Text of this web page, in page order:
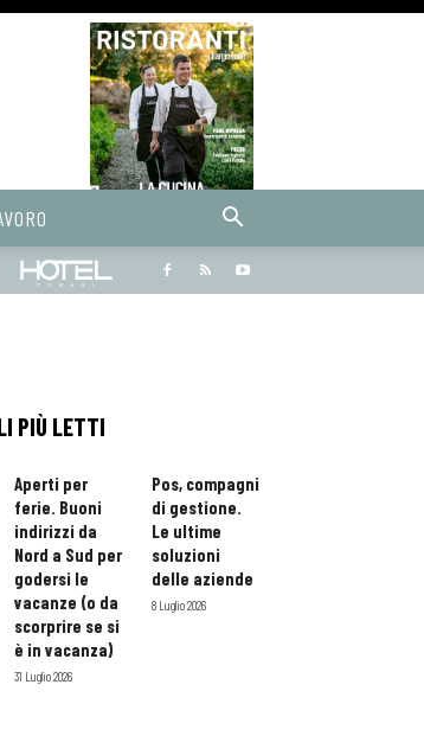
dolcegiornale
PIÙ LETTI
Aperti per
ferie. Buoni
indirizzi da
Nord a Sud per
godersi le
vacanze (o da
scorprire se si
è in vacanza)
31 Luglio 2026
Pos, compagni
di gestione.
Le ultime
soluzioni
delle aziende
8 Luglio 2026